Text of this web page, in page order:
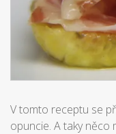
V tomto receptu se
opuncie. A taky